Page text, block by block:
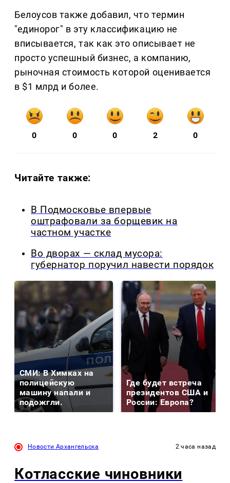
Белоусов также добавил, что термин
"единорог" в эту классификацию не
вписывается, так как это описывает не
просто успешный бизнес, а компанию,
рыночная стоимость которой оценивается
в $1 млрд и более.
0 0 0 2 0
Читайте также:
В Подмосковье впервые
оштрафовали за борщевик на
частном участке
Во дворах — склад мусора:
губернатор поручил навести порядок
СМИ: В Химках на
полицейскую
машину напали и
подожгли.
Где будет встреча
президентов США и
России: Европа?
Новости Архангельска 2 часа назад
Котласские чиновники